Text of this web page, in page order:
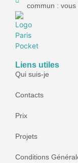
commun : vous
Liens utiles
Qui suis-je
Contacts
Prix
Projets
Conditions